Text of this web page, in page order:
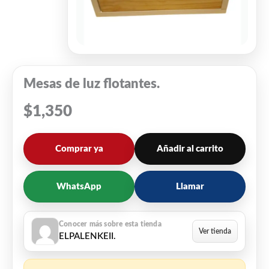
Mesas de luz flotantes.
$1,350
Comprar ya Añadir al carrito
WhatsApp Llamar
ELPALENKEII.